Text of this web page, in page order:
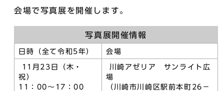
会場で写真展を開催します。
写真展開催情報
日時（全て令和5年） 会場
11月23日（木・
祝）
11：00～17：00
川崎アゼリア サンライト広
場
（川崎市川崎区駅前本町26－